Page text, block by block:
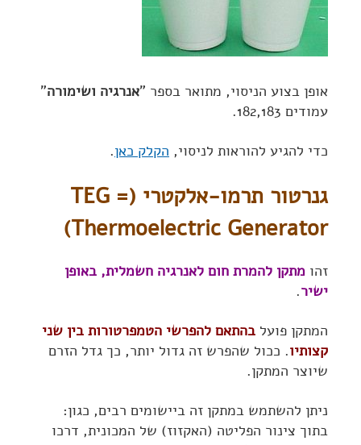
אופן בצוע הניסוי, מתואר בספר "אנרגיה ושימורה"
עמודים 182,183.
כדי להגיע להוראות לניסוי, הקלק כאן.
גנרטור תרמו-אלקטרי (TEG =
Thermoelectric Generator)
זהו מתקן להמרת חום לאנרגיה חשמלית, באופן
ישיר.
המתקן פועל בהתאם להפרשי הטמפרטורות בין שני
קצותיו. ככול שהפרש זה גדול יותר, כך גדל הזרם
שיוצר המתקן.
ניתן להשתמש במתקן זה ביישומים רבים, כגון:
בתוך צינור הפליטה (האקזוז) של המכונית, דרכו